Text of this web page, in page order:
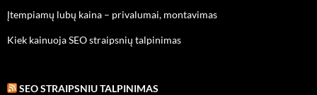
Įtempiamų lubų kaina – privalumai, montavimas
Kiek kainuoja SEO straipsnių talpinimas
SEO STRAIPSNIU TALPINIMAS